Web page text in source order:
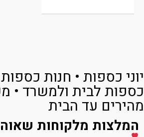
יוני כספות • חנות
כספות לבית ולמשרד •
מהירים עד הבית
המלצות מלקוחות